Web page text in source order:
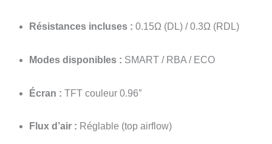
Résistances incluses : 0.15Ω (DL) / 0.3Ω (RDL)
Modes disponibles : SMART / RBA / ECO
Écran : TFT couleur 0.96″
Flux d’air : Réglable (top airflow)